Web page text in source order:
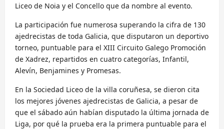
Liceo de Noia y el Concello que da nombre al evento.
La participación fue numerosa superando la cifra de 130
ajedrecistas de toda Galicia, que disputaron un deportivo
torneo, puntuable para el XIII Circuito Galego Promoción
de Xadrez, repartidos en cuatro categorías, Infantil,
Alevín, Benjamines y Promesas.
En la Sociedad Liceo de la villa coruñesa, se dieron cita
los mejores jóvenes ajedrecistas de Galicia, a pesar de
que el sábado aún habían disputado la última jornada de
Liga, por qué la prueba era la primera puntuable para el